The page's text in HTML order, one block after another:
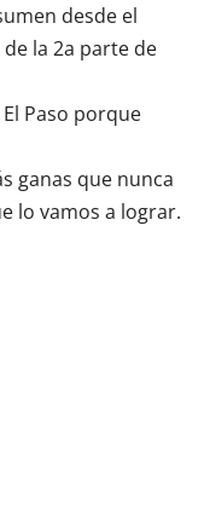
desde el
de la 2a parte de
Paso porque
ganas que nunca
lo vamos a lograr.